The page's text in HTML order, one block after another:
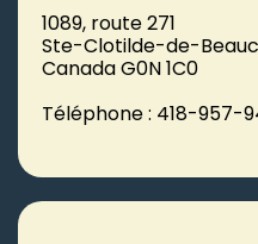
1089, route 271
Ste-Clotilde-de-
Canada G0N 1C0
Téléphone : 418-957-